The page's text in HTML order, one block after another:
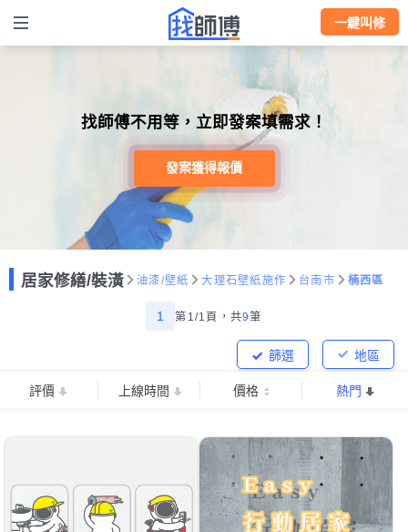
一鍵叫修
找師傅不用等，立即發案填需求！
發案獲得報價
居家修繕/裝潢 油漆/壁紙 大理石壁紙施作 台南市 楠西區
1 第1/1頁， 共9筆
地區
篩選
評價 上線時間 價格 熱門